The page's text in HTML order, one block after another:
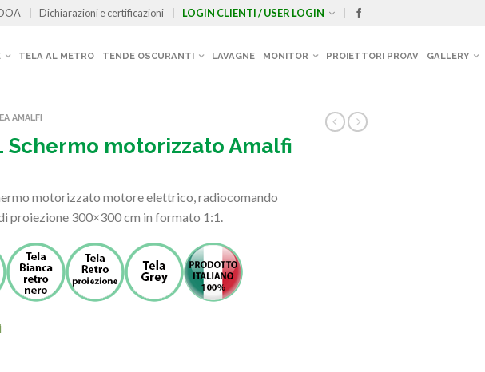
Dichiarazioni e certificazioni LOGIN CLIENTI / USER LOGIN
TELA AL METRO TENDE OSCURANTI LAVAGNE MONITOR PROIETTORI PROAV GALLERY
AMALFI
Schermo motorizzato Amalfi
motorizzato motore elettrico, radiocomando
proiezione 300×300 cm in formato 1:1.